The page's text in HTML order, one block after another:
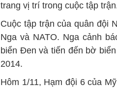
trang vị trí trong cuộc tập
Cuộc tập trận của quân đội
Nga và NATO. Nga cảnh
biển Đen và tiến đến bờ
2014.
Hôm 1/11, Hạm đội 6 của